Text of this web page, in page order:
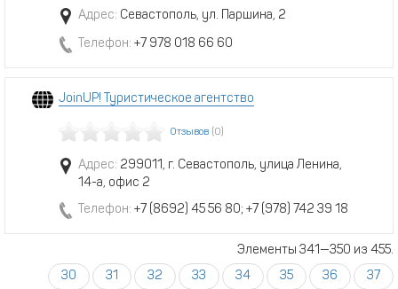
Адрес: Севастополь, ул. Паршина, 2
Телефон: +7 978 018 66 60
JoinUP! Туристическое агентство
Отзывов (0)
Адрес: 299011, г. Севастополь, улица Ленина,
14-а, офис 2
Телефон: +7 (8692) 45 56 80; +7 (978) 742 39 18
Элементы 341—350 из 455.
30
31 32 33 34 35 36
37